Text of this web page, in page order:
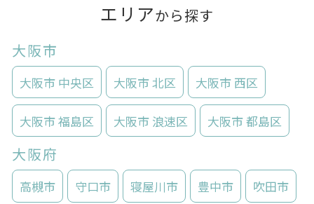
エリアから探す
大阪市
大阪市 中央区 大阪市 北区 大阪市 西区
大阪市 福島区 大阪市 浪速区 大阪市 都島区
大阪府
高槻市 守口市 寝屋川市 豊中市 吹田市